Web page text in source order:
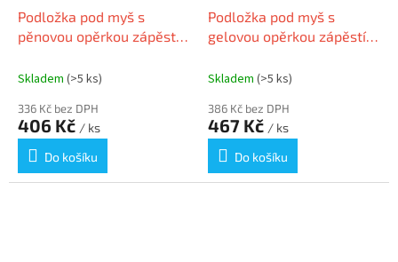
Podložka pod myš s
pěnovou opěrkou zápěstí,
Skladem (>5 ks)
336 Kč bez DPH
406 Kč / ks
Do košíku
Podložka pod myš s
gelovou opěrkou zápěstí,
fialová
Skladem (>5 ks)
386 Kč bez DPH
467 Kč / ks
Do košíku